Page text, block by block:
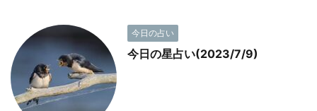
今日の占い
今日の星占い(2023/7/9)